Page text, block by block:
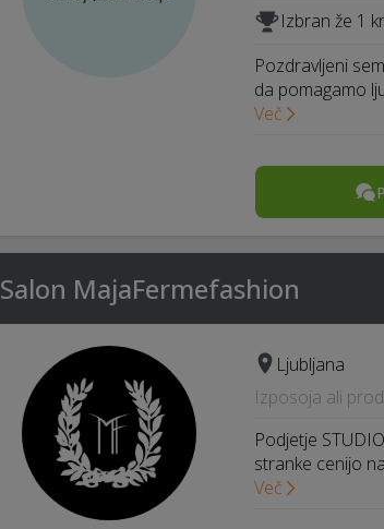
Izbran že 1
Pozdravljeni
da pomagamo
Več
Salon MajaFermefashion
Ljubljana
Izposoja ali
Podjetje
stranke cenijo
Več